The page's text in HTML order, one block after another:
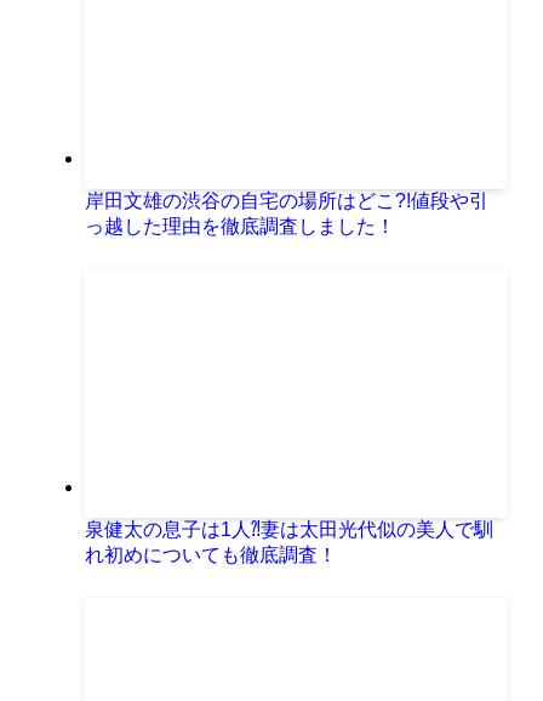
岸田文雄の渋谷の自宅の場所はどこ?!値段や引
っ越した理由を徹底調査しました！
泉健太の息子は1人⁈妻は太田光代似の美人で馴
れ初めについても徹底調査！